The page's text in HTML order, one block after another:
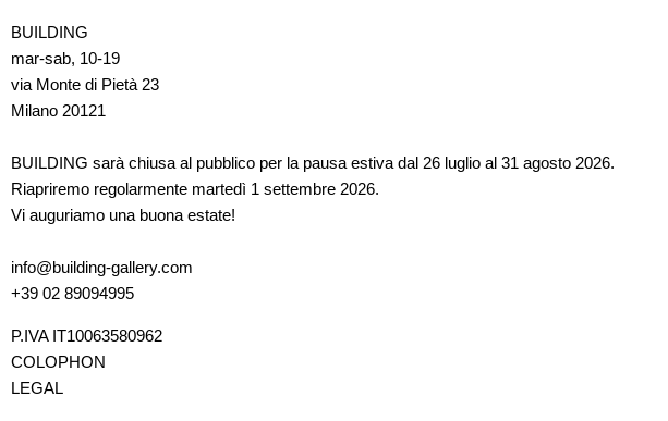
BUILDING
mar-sab, 10-19
via Monte di Pietà 23
Milano 20121
BUILDING sarà chiusa al pubblico per la pausa estiva dal 26 luglio al 31 agosto 2026.
Riapriremo regolarmente martedì 1 settembre 2026.
Vi auguriamo una buona estate!
info@building-gallery.com
+39 02 89094995
P.IVA IT10063580962
COLOPHON
LEGAL